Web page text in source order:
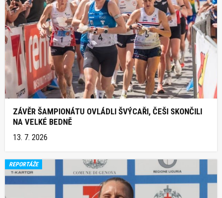
ZÁVĚR ŠAMPIONÁTU OVLÁDLI ŠVÝCAŘI, ČEŠI SKONČILI
NA VELKÉ BEDNĚ
13. 7. 2026
REPORTÁŽE